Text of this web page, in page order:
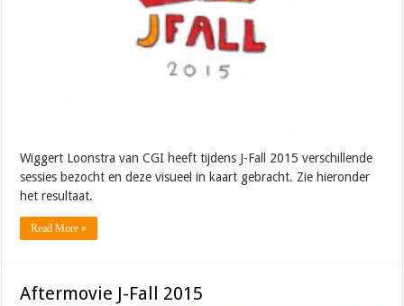
Wiggert Loonstra van CGI heeft tijdens J-Fall 2015 verschillende
sessies bezocht en deze visueel in kaart gebracht. Zie hieronder
het resultaat.
Read More »
Aftermovie J-Fall 2015